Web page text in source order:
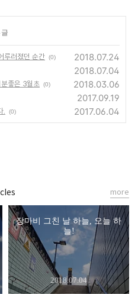
글
루러졌던 순간 (0) 2018.07.24
2018.07.04
좋은 3월초 (0) 2018.03.06
2017.09.19
. (0) 2017.06.04
장마비 그친 날 하늘, 오늘 하
늘!
2018.07.04
more